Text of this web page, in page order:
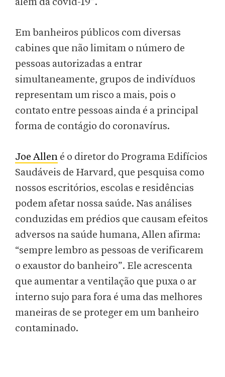
além da covid-19”.
Em banheiros públicos com diversas
cabines que não limitam o número de
pessoas autorizadas a entrar
simultaneamente, grupos de indivíduos
representam um risco a mais, pois o
contato entre pessoas ainda é a principal
forma de contágio do coronavírus.
Joe Allen é o diretor do Programa Edifícios
Saudáveis de Harvard, que pesquisa como
nossos escritórios, escolas e residências
podem afetar nossa saúde. Nas análises
conduzidas em prédios que causam efeitos
adversos na saúde humana, Allen afirma:
“sempre lembro as pessoas de verificarem
o exaustor do banheiro”. Ele acrescenta
que aumentar a ventilação que puxa o ar
interno sujo para fora é uma das melhores
maneiras de se proteger em um banheiro
contaminado.